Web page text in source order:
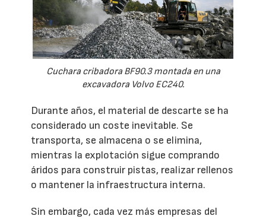
Cuchara cribadora BF90.3 montada en una
excavadora Volvo EC240.
Durante años, el material de descarte se ha
considerado un coste inevitable. Se
transporta, se almacena o se elimina,
mientras la explotación sigue comprando
áridos para construir pistas, realizar rellenos
o mantener la infraestructura interna.
Sin embargo, cada vez más empresas del